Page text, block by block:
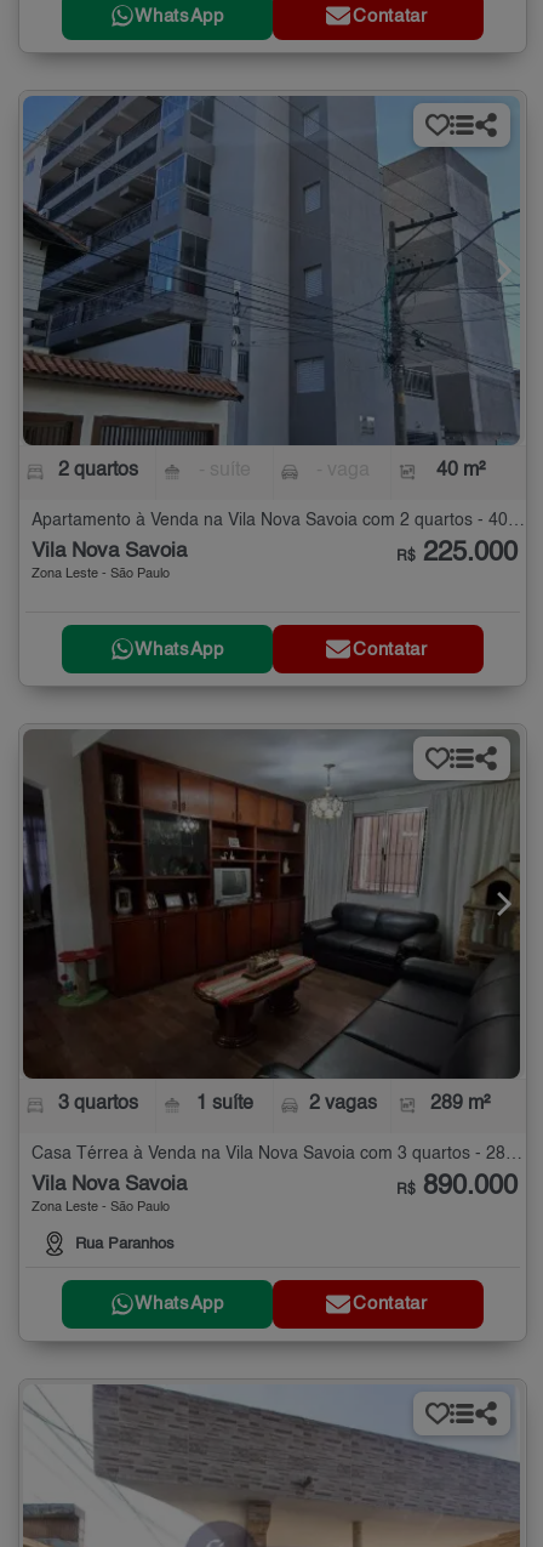
WhatsApp Contatar
2 quartos 40 m²
Apartamento à Venda na Vila Nova Savoia com 2 quartos - 40 m²
Vila Nova Savoia
Zona Leste - São Paulo
R$ 225.000
WhatsApp Contatar
3 quartos 1 suíte 2 vagas 289 m²
Casa Térrea à Venda na Vila Nova Savoia com 3 quartos - 289 m²
Vila Nova Savoia
Zona Leste - São Paulo
Rua Paranhos
R$ 890.000
WhatsApp Contatar